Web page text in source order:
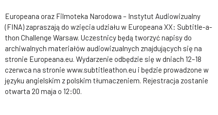
Europeana oraz Filmoteka Narodowa – Instytut Audiowizualny
(FINA) zapraszają do wzięcia udziału w Europeana XX: Subtitle-a-
thon Challenge Warsaw. Uczestnicy będą tworzyć napisy do
archiwalnych materiałów audiowizualnych znajdujących się na
stronie Europeana.eu. Wydarzenie odbędzie się w dniach 12–18
czerwca na stronie www.subtitleathon.eu i będzie prowadzone w
języku angielskim z polskim tłumaczeniem. Rejestracja zostanie
otwarta 20 maja o 12:00.